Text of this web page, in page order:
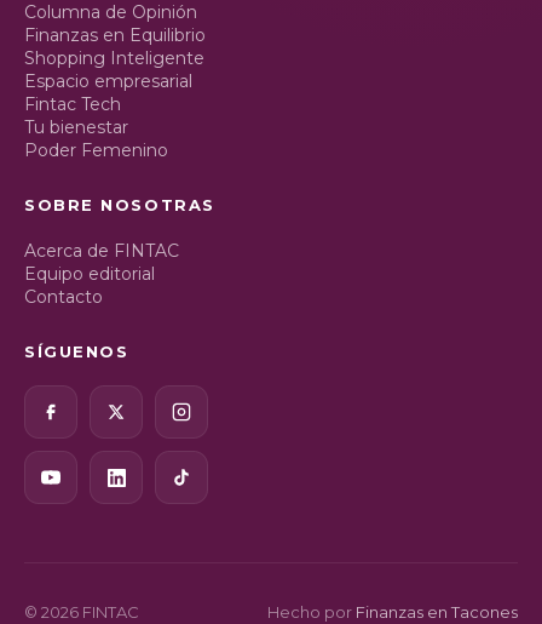
Columna de Opinión
Finanzas en Equilibrio
Shopping Inteligente
Espacio empresarial
Fintac Tech
Tu bienestar
Poder Femenino
SOBRE NOSOTRAS
Acerca de FINTAC
Equipo editorial
Contacto
SÍGUENOS
© 2026 FINTAC Hecho por Finanzas en Tacones